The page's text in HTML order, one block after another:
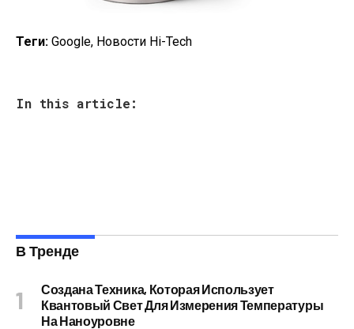
Теги: Google, Новости Hi-Tech
In this article:
В Тренде
Создана Техника, Которая Использует
Квантовый Свет Для Измерения Температуры
На Наноуровне